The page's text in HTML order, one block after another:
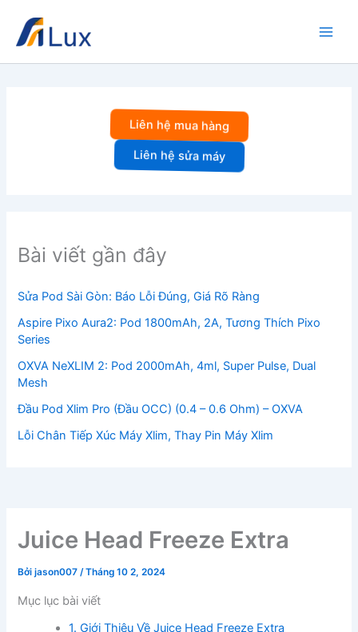
dung
Juice Head Freeze Extra
Bởijason007/Tháng 10 2, 2024
Mục lục bài viết
1. Giới Thiệu Về Juice Head Freeze Extra
Liên hệ mua hàng
Liên hệ sửa máy
Bài viết gần đây
Sửa Pod Sài Gòn: Báo Lỗi Đúng, Giá Rõ Ràng
Aspire Pixo Aura2: Pod 1800mAh, 2A, Tương Thích Pixo
Series
OXVA NeXLIM 2: Pod 2000mAh, 4ml, Super Pulse, Dual
Mesh
Đầu Pod Xlim Pro (Đầu OCC) (0.4 – 0.6 Ohm) – OXVA
Lỗi Chân Tiếp Xúc Máy Xlim, Thay Pin Máy Xlim